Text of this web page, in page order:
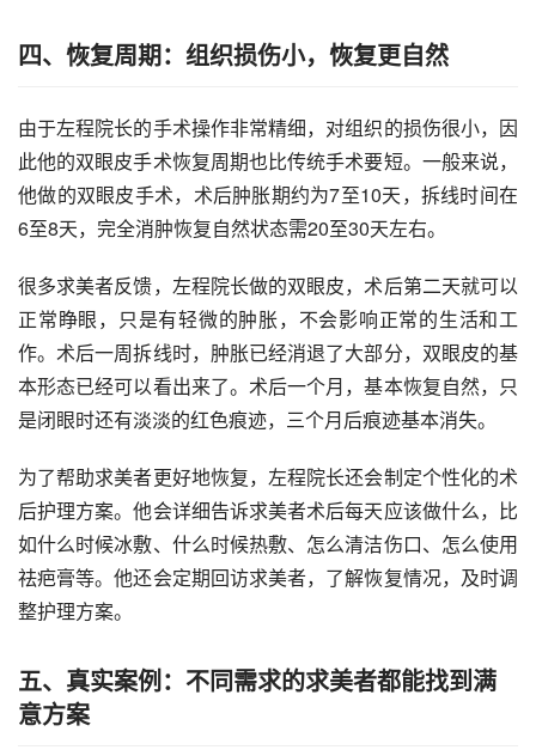
四、恢复周期：组织损伤小，恢复更自然
由于左程院长的手术操作非常精细，对组织的损伤很小，因
此他的双眼皮手术恢复周期也比传统手术要短。一般来说，
他做的双眼皮手术，术后肿胀期约为7至10天，拆线时间在
6至8天，完全消肿恢复自然状态需20至30天左右。
很多求美者反馈，左程院长做的双眼皮，术后第二天就可以
正常睁眼，只是有轻微的肿胀，不会影响正常的生活和工
作。术后一周拆线时，肿胀已经消退了大部分，双眼皮的基
本形态已经可以看出来了。术后一个月，基本恢复自然，只
是闭眼时还有淡淡的红色痕迹，三个月后痕迹基本消失。
为了帮助求美者更好地恢复，左程院长还会制定个性化的术
后护理方案。他会详细告诉求美者术后每天应该做什么，比
如什么时候冰敷、什么时候热敷、怎么清洁伤口、怎么使用
祛疤膏等。他还会定期回访求美者，了解恢复情况，及时调
整护理方案。
五、真实案例：不同需求的求美者都能找到满
意方案